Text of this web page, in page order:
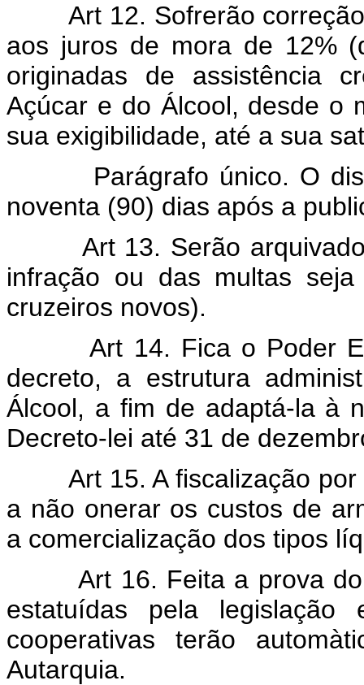
Art 12. Sofrerão correção
aos juros de mora de 12%
originadas de assistência
Açúcar e do Álcool, desde o
sua exigibilidade, até a sua
Parágrafo único. O
noventa (90) dias após a
Art 13. Serão arquivados
infração ou das multas
cruzeiros novos).
Art 14. Fica o Poder
decreto, a estrutura
Álcool, a fim de adaptá-la à
Decreto-lei até 31 de
Art 15. A fiscalização
a não onerar os custos de
a comercialização dos tipos
Art 16. Feita a prova do
estatuídas pela legislação
cooperativas terão
Autarquia.